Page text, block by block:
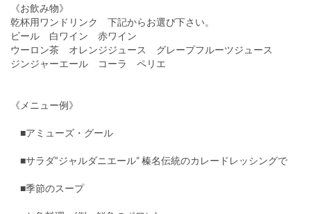
《お飲み物》
乾杯用ワンドリンク 下記からお選び下さい。
ビール 白ワイン 赤ワイン
ウーロン茶 オレンジジュース グレープフルーツジュース
ジンジャーエール コーラ ペリエ
《メニュー例》
■アミューズ・グール
■サラダ“ジャルダニエール” 榛名伝統のカレードレッシングで
■季節のスープ